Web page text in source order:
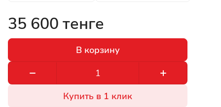
35 600 тенге
В корзину
Купить в 1 клик